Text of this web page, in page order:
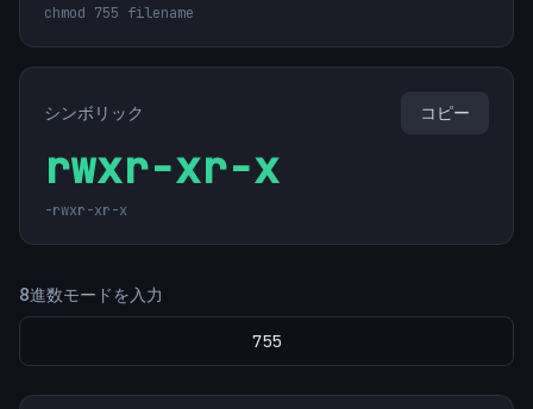
chmod 755 filename
シンボリック コピー
rwxr-xr-x
-rwxr-xr-x
8進数モードを入力